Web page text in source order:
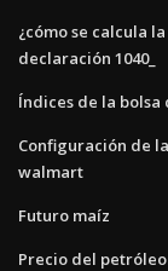
¿cómo se calcula
declaración 1040_
Índices de la bolsa
Configuración de
walmart
Futuro maíz
Precio del